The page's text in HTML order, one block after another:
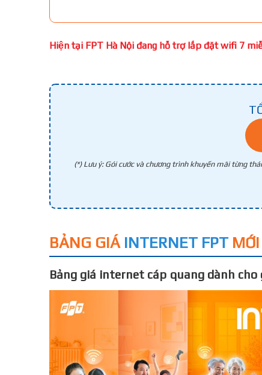
Hiện tại FPT Hà Nội đang hỗ trợ lắp đặt wifi 7
(*) Lưu ý: Gói cước và chương trình khuyến mãi từng
BẢNG GIÁ INTERNET FPT
Bảng giá internet cáp quang dành cho